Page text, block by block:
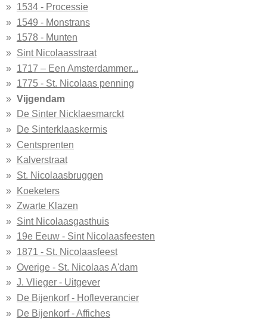
1534 - Processie
1549 - Monstrans
1578 - Munten
Sint Nicolaasstraat
1717 – Een Amsterdammer...
1775 - St. Nicolaas penning
Vijgendam
De Sinter Nicklaesmarckt
De Sinterklaaskermis
Centsprenten
Kalverstraat
St. Nicolaasbruggen
Koeketers
Zwarte Klazen
Sint Nicolaasgasthuis
19e Eeuw - Sint Nicolaasfeesten
1871 - St. Nicolaasfeest
Overige - St. Nicolaas A'dam
J. Vlieger - Uitgever
De Bijenkorf - Hofleverancier
De Bijenkorf - Affiches